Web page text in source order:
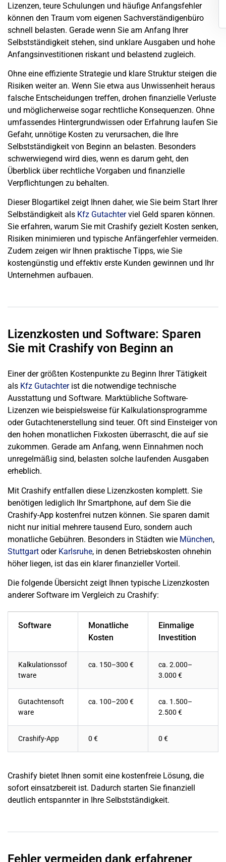
Lizenzen, teure Schulungen und häufige Anfangsfehler
können den Traum vom eigenen Sachverständigenbüro
schnell belasten. Gerade wenn Sie am Anfang Ihrer
Selbstständigkeit stehen, sind unklare Ausgaben und hohe
Anfangsinvestitionen riskant und belastend zugleich.
Ohne eine effiziente Strategie und klare Struktur steigen die
Risiken weiter an. Wenn Sie etwa aus Unwissenheit heraus
falsche Entscheidungen treffen, drohen finanzielle Verluste
und möglicherweise sogar rechtliche Konsequenzen. Ohne
umfassendes Hintergrundwissen oder Erfahrung laufen Sie
Gefahr, unnötige Kosten zu verursachen, die Ihre
Selbstständigkeit von Beginn an belasten. Besonders
schwerwiegend wird dies, wenn es darum geht, den
Überblick über rechtliche Vorgaben und finanzielle
Verpflichtungen zu behalten.
Dieser Blogartikel zeigt Ihnen daher, wie Sie beim Start Ihrer
Selbständigkeit als Kfz Gutachterviel Geld sparen können.
Sie erfahren, warum Sie mit Crashify gezielt Kosten senken,
Risiken minimieren und typische Anfängerfehler vermeiden.
Zudem zeigen wir Ihnen praktische Tipps, wie Sie
kostengünstig und effektiv erste Kunden gewinnen und Ihr
Unternehmen aufbauen.
Lizenzkosten und Software: Sparen
Sie mit Crashify von Beginn an
Einer der größten Kostenpunkte zu Beginn Ihrer Tätigkeit
als Kfz Gutachterist die notwendige technische
Ausstattung und Software. Marktübliche Software-
Lizenzen wie beispielsweise für Kalkulationsprogramme
oder Gutachtenerstellung sind teuer. Oft sind Einsteiger von
den hohen monatlichen Fixkosten überrascht, die auf sie
zukommen. Gerade am Anfang, wenn Einnahmen noch
unregelmäßig sind, belasten solche laufenden Ausgaben
erheblich.
Mit Crashify entfallen diese Lizenzkosten komplett. Sie
benötigen lediglich Ihr Smartphone, auf dem Sie die
Crashify-App kostenfrei nutzen können. Sie sparen damit
nicht nur initial mehrere tausend Euro, sondern auch
monatliche Gebühren. Besonders in Städten wie München,
Stuttgart oder Karlsruhe, in denen Betriebskosten ohnehin
höher liegen, ist das ein klarer finanzieller Vorteil.
Die folgende Übersicht zeigt Ihnen typische Lizenzkosten
anderer Software im Vergleich zu Crashify:
Software
Monatliche
Kosten
Einmalige
Investition
Kalkulationssof
tware
ca. 150–300 €
ca. 2.000–
3.000 €
Gutachtensoft
ware
ca. 100–200 €
ca. 1.500–
2.500 €
Crashify-App 0 € 0 €
Crashify bietet Ihnen somit eine kostenfreie Lösung, die
sofort einsatzbereit ist. Dadurch starten Sie finanziell
deutlich entspannter in Ihre Selbstständigkeit.
Fehler vermeiden dank erfahrener